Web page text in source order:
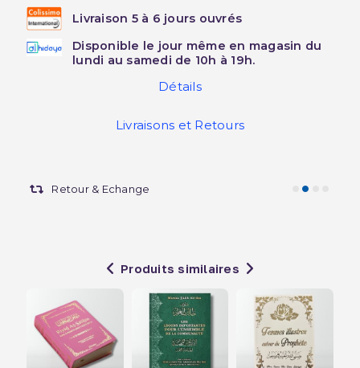
Livraison 5 à 6 jours ouvrés
Disponible le jour même en magasin du
lundi au samedi de 10h à 19h.
Détails
Livraisons et Retours
Retour & Echange
Produits similaires